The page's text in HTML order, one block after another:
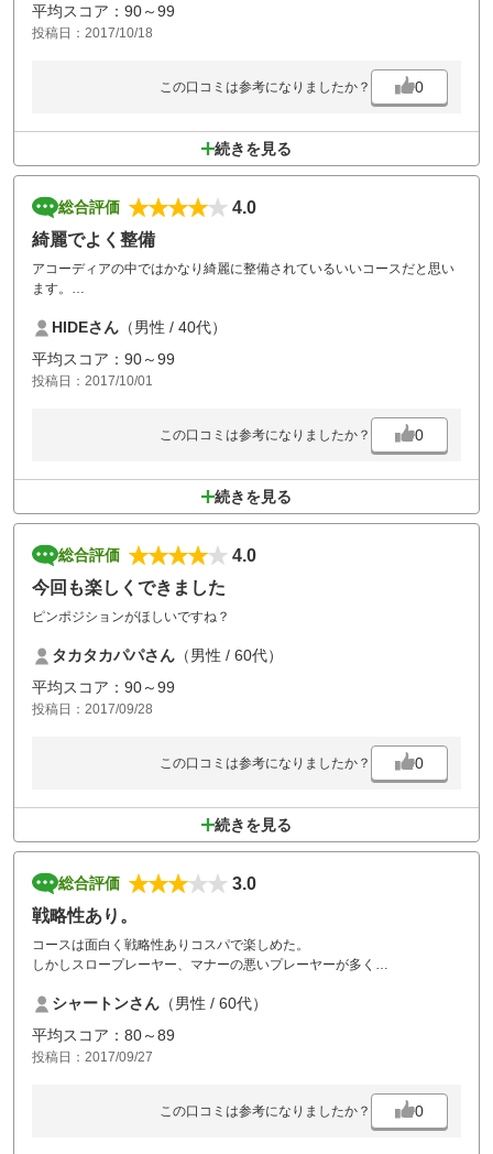
当日スコアが悪かったので、是非再チャレンジしたいと思います。
フェアウェイが広いせいか、ブンブン丸状態が悪い結果を生みました。
平均スコア：90～99
投稿日：2017/10/18
この口コミは参考になりましたか？ 0
続きを見る
総合評価
4.0
綺麗でよく整備
アコーディアの中ではかなり綺麗に整備されているいいコースだと思い
ます。
た。HIDEさん （男性 / 40代）
平均スコア：90～99
投稿日：2017/10/01
この口コミは参考になりましたか？ 0
続きを見る
総合評価
4.0
今回も楽しくできました
ピンポジションがほしいですね？
タカタカパパさん （男性 / 60代）
平均スコア：90～99
投稿日：2017/09/28
この口コミは参考になりましたか？ 0
続きを見る
総合評価
3.0
戦略性あり。
コースは面白く戦略性ありコスパで楽しめた。
しかしスロープレーヤー、マナーの悪いプレーヤーが多く
シャートンさん （男性 / 60代）
平均スコア：80～89
投稿日：2017/09/27
この口コミは参考になりましたか？ 0